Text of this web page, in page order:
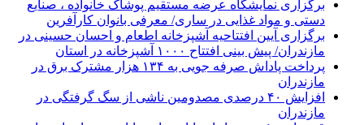
برگزاری نمایشگاه عرضه مستقیم پوشاک خانواده ، صنایع
دستی و مواد غذایی در ساری/ معرفی بانوان کارآفرین
برگزاری آیین افتتاحیه آشپزخانه اطعام و احسان حسینی در
مازندران/ پیش بینی افتتاح ۱۰۰۰ آشپزخانه در استان
پرداخت پاداش صرفه جویی به ۱۳۴ هزار مشترک برق در
مازندران
افزایش ۴۰ درصدی مصدومین ناشی از سگ گرفتگی در
مازندران